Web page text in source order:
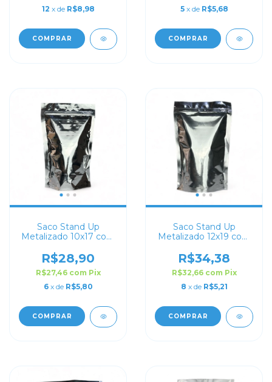
12 x de R$8,98
COMPRAR
5 x de R$5,68
COMPRAR
Saco Stand Up
Metalizado 10x17 com
R$28,90
R$27,46 com Pix
6 x de R$5,80
COMPRAR
Saco Stand Up
Metalizado 12x19 com
R$34,38
R$32,66 com Pix
8 x de R$5,21
COMPRAR